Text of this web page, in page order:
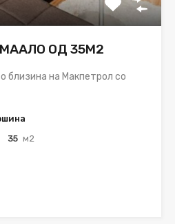
ОД 35М2
близина на Макпетрол со
35 м2